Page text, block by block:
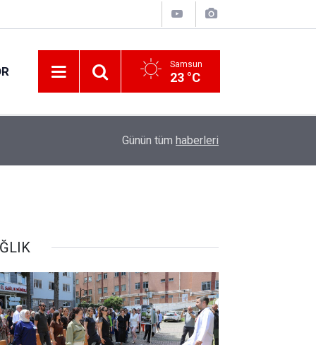
Samsun
23 °C
Orta Ölçekli Sanayi Sitesi'nde üretim başladı
Günün tüm haberleri